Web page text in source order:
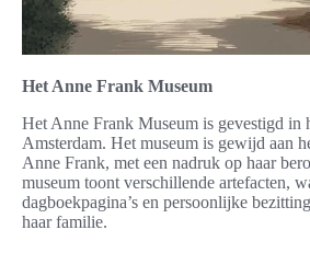
Het Anne Frank Museum
Het Anne Frank Museum is gevestigd in
Amsterdam. Het museum is gewijd aan
Anne Frank, met een nadruk op haar
museum toont verschillende artefacten,
dagboekpagina’s en persoonlijke
haar familie.